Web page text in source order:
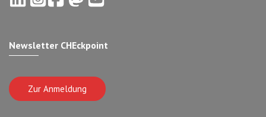
Newsletter CHEckpoint
Zur Anmeldung